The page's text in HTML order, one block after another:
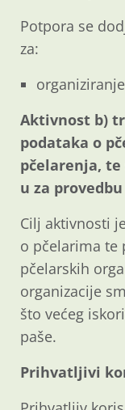
Potpora se
za:
Aktivnost b)
podataka o
pčelarenja, te
u za
Cilj aktivnosti
o pčelarima te
pčelarskih
organizacije
što većeg
paše.
Prihvatljivi